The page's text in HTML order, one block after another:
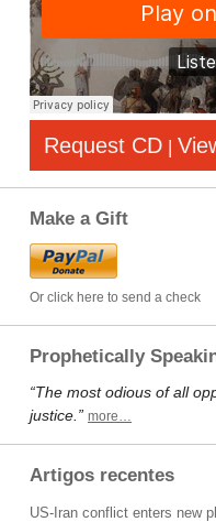
Request CD |
Make a Gift
Or click here to send a check
Prophetically
“The most odious of all
justice.” more…
Artigos recentes
US-Iran conflict enters new